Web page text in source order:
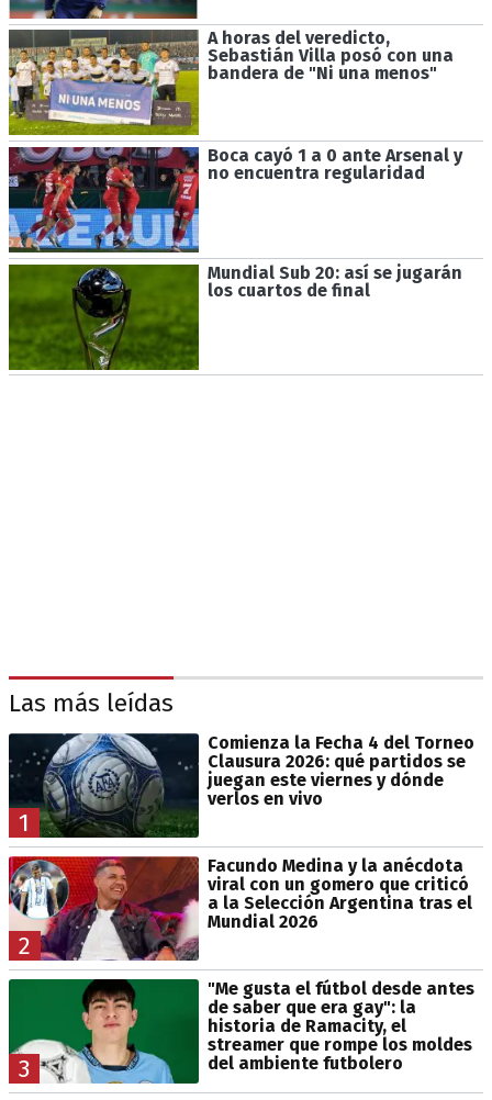
A horas del veredicto,
Sebastián Villa posó con una
bandera de "Ni una menos"
Boca cayó 1 a 0 ante Arsenal y
no encuentra regularidad
Mundial Sub 20: así se jugarán
los cuartos de final
Las más leídas
1
Comienza la Fecha 4 del Torneo
Clausura 2026: qué partidos se
juegan este viernes y dónde
verlos en vivo
2
Facundo Medina y la anécdota
viral con un gomero que criticó
a la Selección Argentina tras el
Mundial 2026
3
"Me gusta el fútbol desde antes
de saber que era gay": la
historia de Ramacity, el
streamer que rompe los moldes
del ambiente futbolero